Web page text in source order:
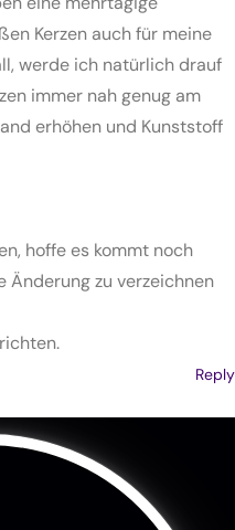
Kerzen auch für meine
werde ich natürlich drauf
immer nah genug am
erhöhen und Kunststoff
hoffe es kommt noch
Änderung zu verzeichnen
Reply